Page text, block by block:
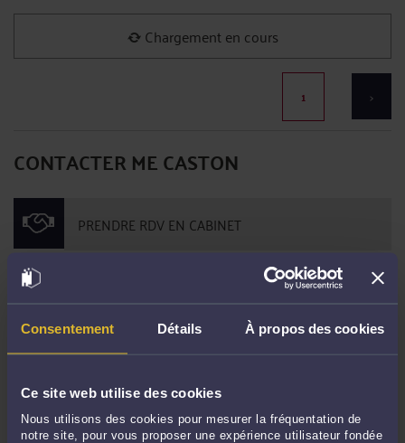
Consentement Détails À propos des cookies
Ce site web utilise des cookies
Nous utilisons des cookies pour mesurer la fréquentation de
notre site, pour vous proposer une expérience utilisateur fondée
Chargement en cours
1 >
CONTACTER ME CASTON
PRENDRE RDV EN CABINET
CONSULTER PAR TÉLÉPHONE
POSER UNE QUESTION ÉCRITE